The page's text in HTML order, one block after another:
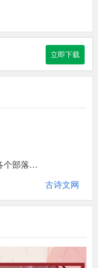
立即下载
个部落
古诗文网